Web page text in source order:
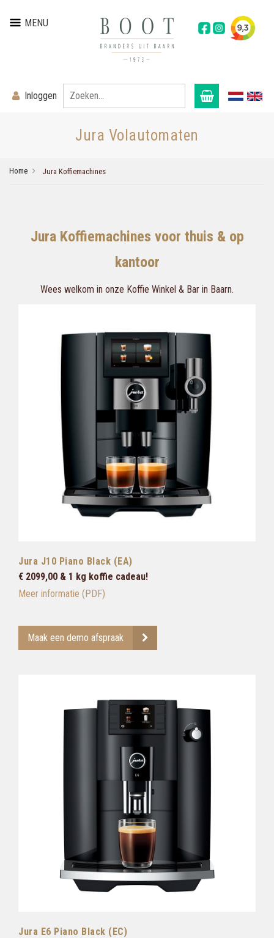
MENU
Inloggen
Jura Volautomaten
Home Jura Koffiemachines
Jura Koffiemachines voor thuis & op
kantoor
Wees welkom in onze Koffie Winkel & Bar in Baarn.
Jura J10 Piano Black (EA)
€ 2099,00 & 1 kg koffie cadeau!
Meer informatie (PDF)
Maak een demo afspraak
Jura E6 Piano Black (EC)